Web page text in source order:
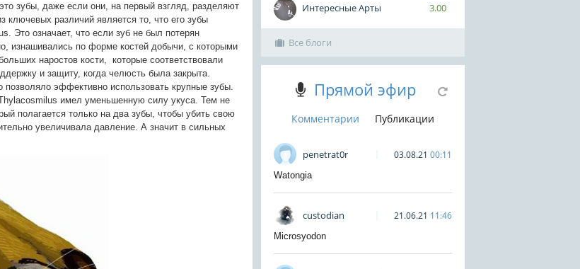
зубы, даже если они, на первый взгляд, разделяют
различий является то, что его зубы
Это означает, что если зуб не был потерян
изнашивались по форме костей добычи, с которыми
наростов кости, которые соответствовали
и защиту, когда челюсть была закрыта.
эффективно использовать крупные зубы.
имел уменьшенную силу укуса. Тем не
полагается только на два зубы, чтобы убить свою
увеличивала давление. А значит в сильных
Интересные Арты 3.00
Все блоги
Прямой эфир
Комментарии Публикации
penetrat0r 03.08.21 00:11
Watongia
custodian 21.06.21 11:46
Microsyodon